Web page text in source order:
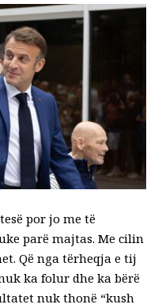
por jo me të
parë majtas. Me cilin
Që nga tërheqja e tij
ka folur dhe ka bërë
nuk thonë “kush